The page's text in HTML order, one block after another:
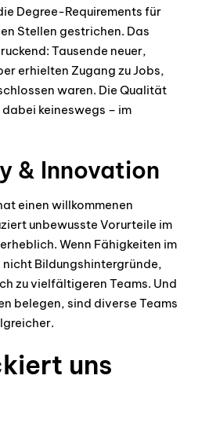
Degree-Requirements für
Stellen gestrichen. Das
Tausende neuer,
erhielten Zugang zu Jobs,
waren. Die Qualität
keineswegs – im
& Innovation
einen willkommenen
unbewusste Vorurteile im
Wenn Fähigkeiten im
Bildungshintergründe,
zu vielfältigeren Teams. Und
belegen, sind diverse Teams
uns